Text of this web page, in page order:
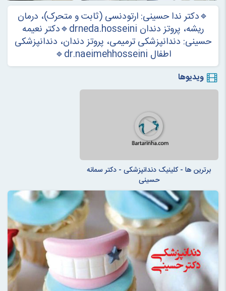
🔹دکتر ندا حسینی: ارتودنسی (ثابت و متحرک)، درمان
ریشه، پروتز دندان drneda.hosseini🔹دکتر نعیمه
حسینی: دندانپزشکی ترمیمی، پروتز دندان، دندانپزشکی
اطفال dr.naeimehhosseini🔹
ویدیوها
برترین ها - کلینیک دندانپزشکی - دکتر سمانه
حسینی